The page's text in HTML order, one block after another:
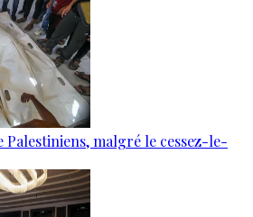
Palestiniens, malgré le cessez-le-